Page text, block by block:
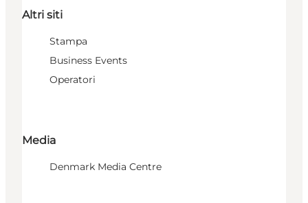
Altri siti
Stampa
Business Events
Operatori
Media
Denmark Media Centre